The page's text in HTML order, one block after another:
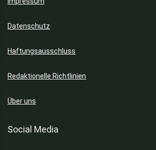
Datenschutz
Haftungsausschluss
Redaktionelle Richtlinien
Über uns
Social Media